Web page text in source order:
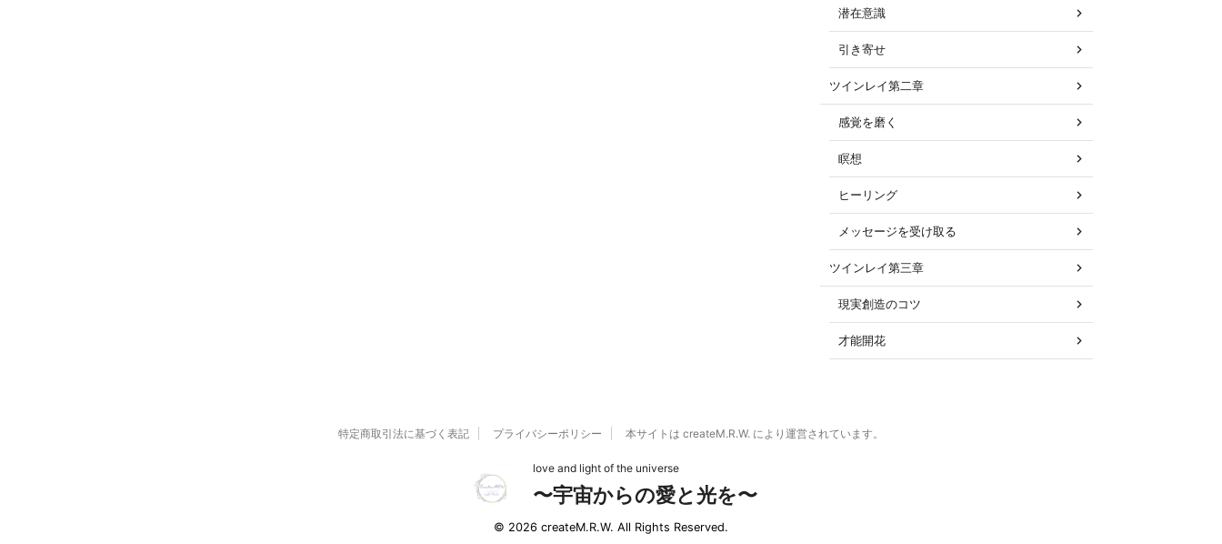
潜在意識
引き寄せ
ツインレイ第二章
感覚を磨く
瞑想
ヒーリング
メッセージを受け取る
ツインレイ第三章
現実創造のコツ
才能開花
特定商取引法に基づく表記 プライバシーポリシー 本サイトは createM.R.W. により運営されています。
love and light of the universe
〜宇宙からの愛と光を〜
© 2026 createM.R.W. All Rights Reserved.